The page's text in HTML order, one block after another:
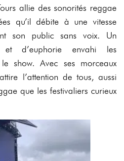
allie des sonorités reggae
qu’il débite à une vitesse
son public sans voix. Un
et d’euphorie envahi les
show. Avec ses morceaux
l’attention de tous, aussi
que les festivaliers curieux